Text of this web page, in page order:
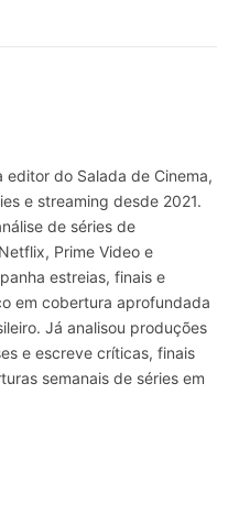
editor do Salada de Cinema,
e streaming desde 2021.
de séries de
Prime Video e
estreias, finais e
em cobertura aprofundada
Já analisou produções
e escreve críticas, finais
semanais de séries em